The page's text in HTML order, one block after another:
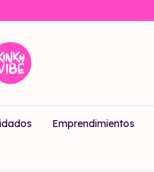
Emprendimientos